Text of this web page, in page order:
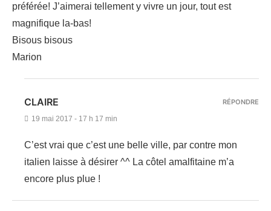
préférée! J’aimerai tellement y vivre un jour, tout est
magnifique la-bas!
Bisous bisous
Marion
CLAIRE
19 mai 2017 - 17 h 17 min
C’est vrai que c’est une belle ville, par contre mon
italien laisse à désirer ^^ La côtel amalfitaine m’a
encore plus plue !
RÉPONDRE